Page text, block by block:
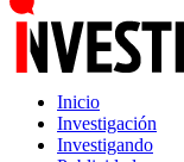
Inicio
Investigación
Investigando